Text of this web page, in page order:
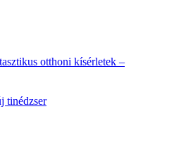
otthoni kísérletek –
tinédzser